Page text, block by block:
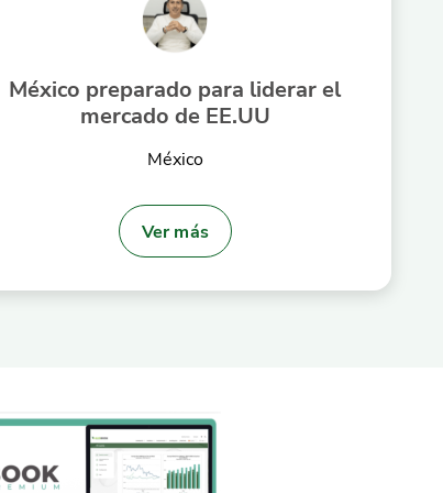
México preparado para liderar el
mercado de EE.UU
México
Ver más